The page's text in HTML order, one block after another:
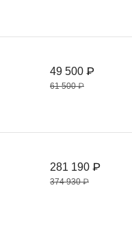
49 500 ₽
61 500 ₽
281 190 ₽
374 930 ₽